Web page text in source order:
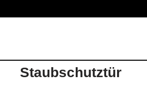
Staubschutztür